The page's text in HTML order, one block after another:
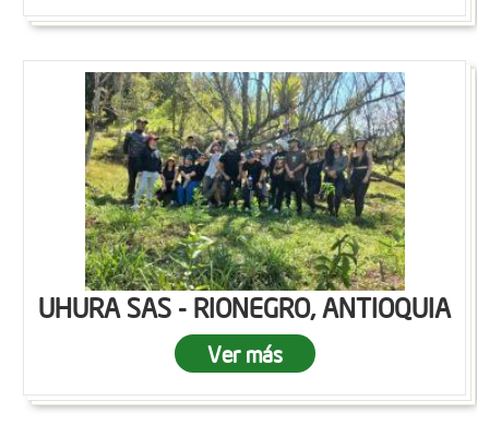
UHURA SAS - RIONEGRO, ANTIOQUIA
Ver más